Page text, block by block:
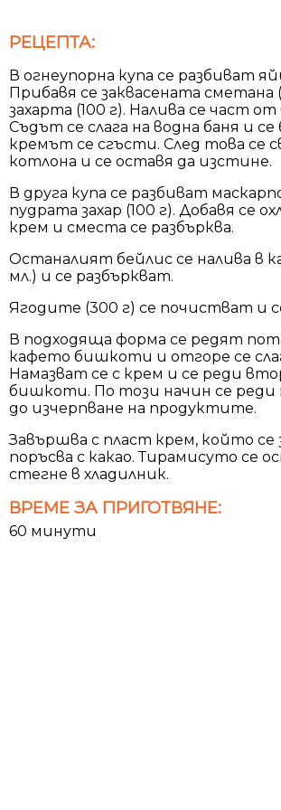
РЕЦЕПТА:
В огнеупорна купа се разбиват
Прибавя се заквасената сметана
захарта (100 г). Налива се част от
Съдът се слага на водна баня и
кремът се сгъсти. След това се
котлона и се оставя да изстине.
В друга купа се разбиват
пудрата захар (100 г). Добавя се
крем и сместа се разбърква.
Останалият бейлис се налива в
мл.) и се разбъркват.
Ягодите (300 г) се почистват и
В подходяща форма се редят
кафето бишкоти и отгоре се
Намазват се с крем и се реди
бишкоти. По този начин се
до изчерпване на продуктите.
Завършва с пласт крем, който се
поръсва с какао. Тирамисуто се
стегне в хладилник.
ВРЕМЕ ЗА ПРИГОТВЯНЕ:
60 минути